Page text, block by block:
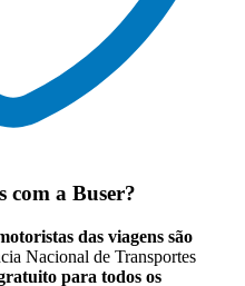
com a Buser?
das viagens são
Nacional de Transportes
para todos os